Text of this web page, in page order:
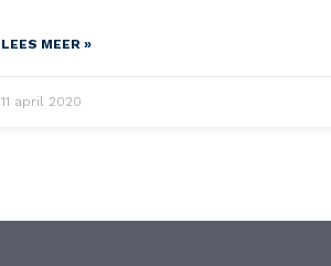
LEES MEER »
11 april 2020